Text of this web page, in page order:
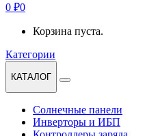
0 ₽0
Корзина пуста.
Категории
КАТАЛОГ
Солнечные панели
Инверторы и ИБП